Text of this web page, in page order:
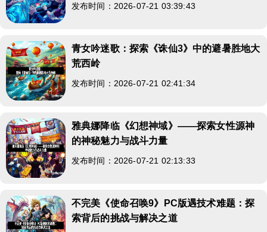
发布时间：2026-07-21 03:39:43
青女吟迷歌：探索《诛仙3》中的避暑胜地大
荒西岭
发布时间：2026-07-21 02:41:34
雅典娜降临《幻想神域》——探索女性源神
的神秘魅力与战斗力量
发布时间：2026-07-21 02:13:33
不完美《使命召唤9》PC版遇技术难题：探
索背后的挑战与解决之道